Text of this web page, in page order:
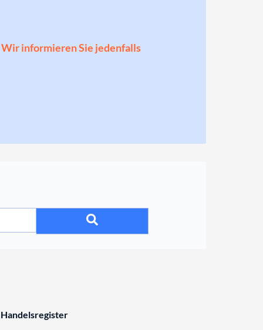
Wir informieren Sie jedenfalls